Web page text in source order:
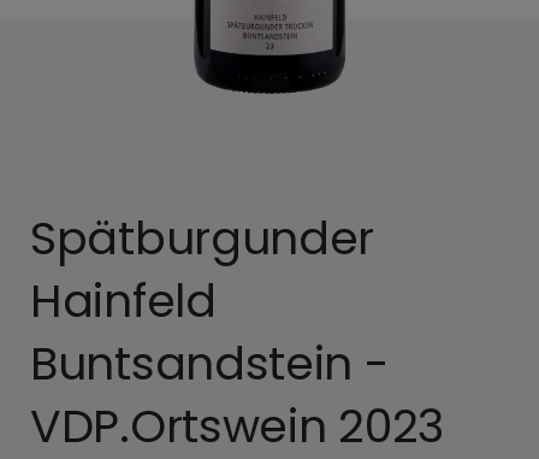
Spätburgunder
Hainfeld
Buntsandstein -
VDP.Ortswein 2023